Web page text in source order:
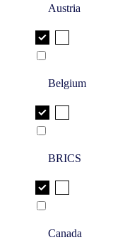
Austria
Belgium
BRICS
Canada